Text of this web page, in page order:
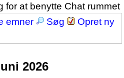
for at benytte Chat rummet
emner Søg
Opret ny
2026